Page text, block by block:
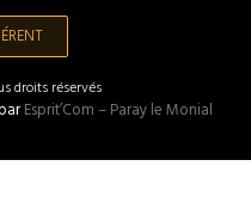
droits réservés
Esprit’Com – Paray le Monial